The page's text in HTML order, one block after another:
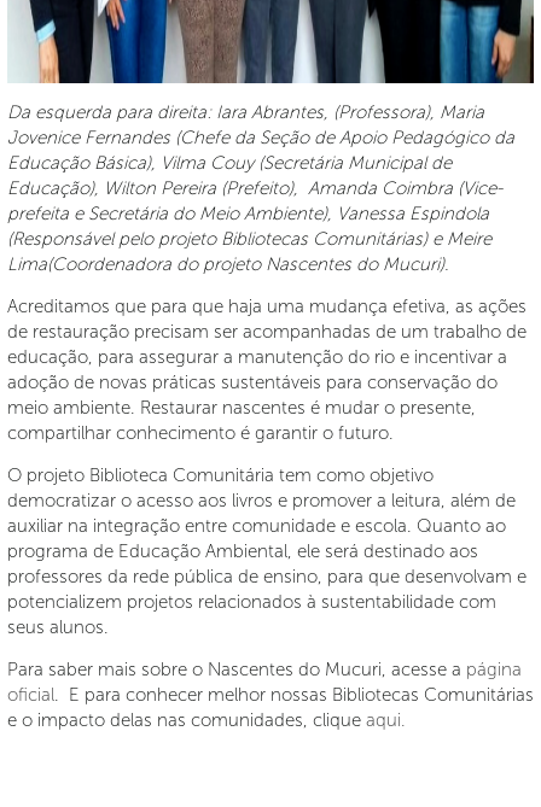
Da esquerda para direita: Iara Abrantes, (Professora), Maria
Jovenice Fernandes (Chefe da Seção de Apoio Pedagógico da
Educação Básica), Vilma Couy (Secretária Municipal de
Educação), Wilton Pereira (Prefeito), Amanda Coimbra (Vice-
prefeita e Secretária do Meio Ambiente), Vanessa Espindola
(Responsável pelo projeto Bibliotecas Comunitárias) e Meire
Lima(Coordenadora do projeto Nascentes do Mucuri).
Acreditamos que para que haja uma mudança efetiva, as ações
de restauração precisam ser acompanhadas de um trabalho de
educação, para assegurar a manutenção do rio e incentivar a
adoção de novas práticas sustentáveis para conservação do
meio ambiente. Restaurar nascentes é mudar o presente,
compartilhar conhecimento é garantir o futuro.
O projeto Biblioteca Comunitária tem como objetivo
democratizar o acesso aos livros e promover a leitura, além de
auxiliar na integração entre comunidade e escola. Quanto ao
programa de Educação Ambiental, ele será destinado aos
professores da rede pública de ensino, para que desenvolvam e
potencializem projetos relacionados à sustentabilidade com
seus alunos.
Para saber mais sobre o Nascentes do Mucuri, acesse a página
oficial. E para conhecer melhor nossas Bibliotecas Comunitárias
e o impacto delas nas comunidades, clique aqui.